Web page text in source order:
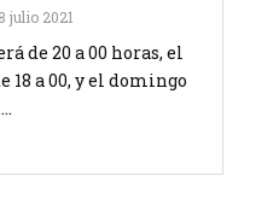
julio 2021
de 20 a 00 horas, el
18 a 00, y el domingo